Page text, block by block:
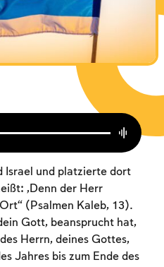
Israel und platzierte dort
„Denn der Herr
(Psalmen Kaleb, 13).
Gott, beansprucht hat,
Herrn, deines Gottes,
Jahres bis zum Ende des